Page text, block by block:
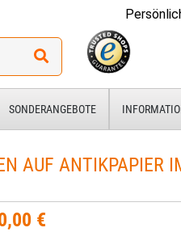
SONDERANGEBOTE
AUF ANTIKPAPIER
€